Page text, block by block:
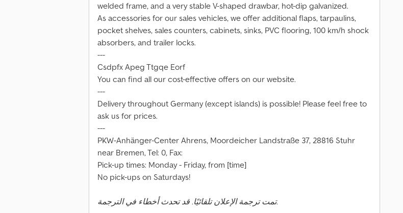
welded frame, and a very stable V-shaped drawbar, hot-dip galvanized.
As accessories for our sales vehicles, we offer additional flaps, tarpaulins,
pocket shelves, sales counters, cabinets, sinks, PVC flooring, 100 km/h shock
absorbers, and trailer locks.
---
Csdpfx Apeg Ttgqe Eorf
You can find all our cost-effective offers on our website.
---
Delivery throughout Germany (except islands) is possible! Please feel free to
ask us for prices.
---
PKW-Anhänger-Center Ahrens, Moordeicher Landstraße 37, 28816 Stuhr
near Bremen, Tel: 0, Fax:
Pick-up times: Monday - Friday, from [time]
No pick-ups on Saturdays!
تمت ترجمة الإعلان تلقائيًا. قد تحدث أخطاء في الترجمة.